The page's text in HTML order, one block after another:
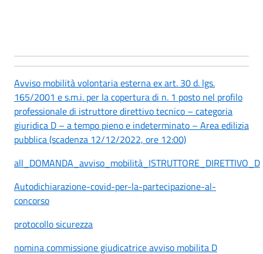
Avviso mobilità volontaria esterna ex art. 30 d. lgs.
165/2001 e s.m.i. per la copertura di n. 1 posto nel profilo
professionale di istruttore direttivo tecnico – categoria
giuridica D – a tempo pieno e indeterminato – Area edilizia
pubblica (scadenza 12/12/2022, ore 12:00)
all_DOMANDA_avviso_mobilità_ISTRUTTORE_DIRETTIVO_D
Autodichiarazione-covid-per-la-partecipazione-al-
concorso
protocollo sicurezza
nomina commissione giudicatrice avviso mobilita D